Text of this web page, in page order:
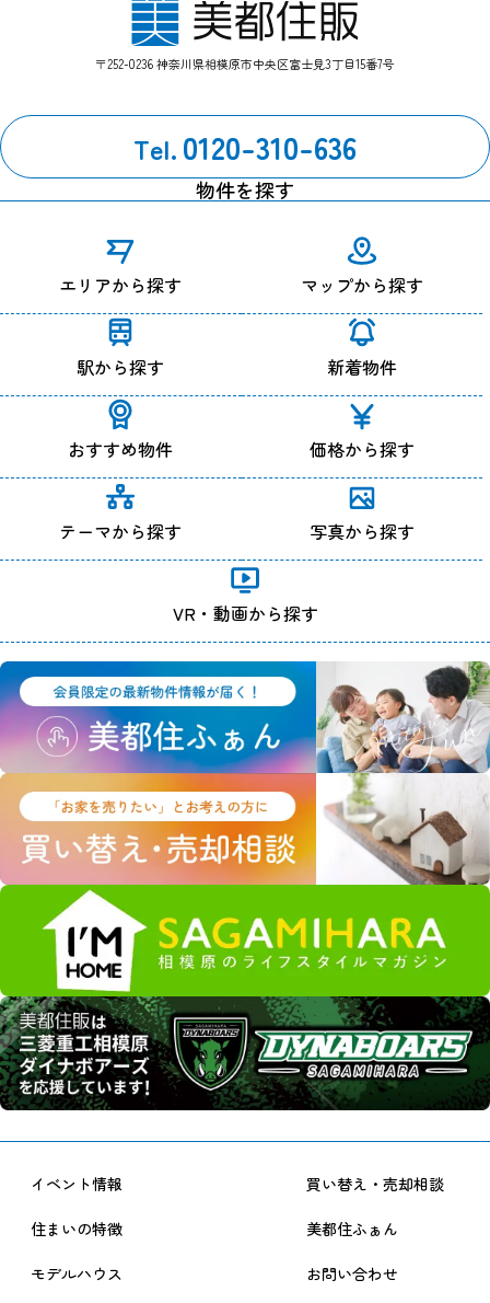
〒252-0236 神奈川県相模原市中央区富士見3丁目15番7号
Tel. 0120-310-636
物件を探す
エリアから探す マップから探す
駅から探す 新着物件
おすすめ物件 価格から探す
テーマから探す 写真から探す
VR・動画から探す
イベント情報
住まいの特徴
モデルハウス
買い替え・売却相談
美都住ふぁん
お問い合わせ